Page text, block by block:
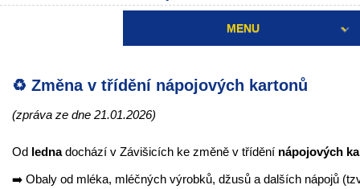
MENU
♻️ Změna v třídění nápojových kartonů
(zpráva ze dne 21.01.2026)
Od lednadochází v Závišicích ke změně v třídění nápojových
➡️ Obaly od mléka, mléčných výrobků, džusů a dalších nápojů